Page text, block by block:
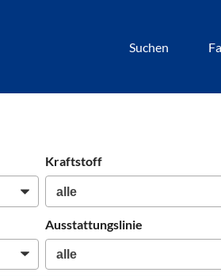
Suchen
Kraftstoff
Ausstattungslinie